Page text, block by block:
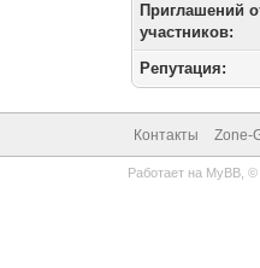
Приглашений
участников:
Репутация:
Контакты Zone-
Работает на MyBB, ©